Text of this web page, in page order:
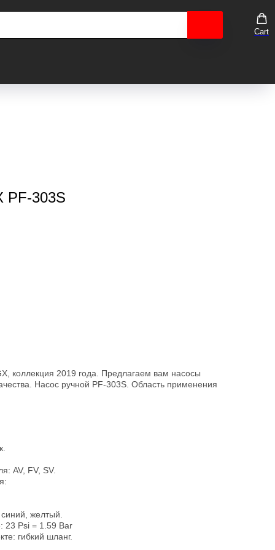
Cart
PF-303S
коллекция 2019 года. Предлагаем вам насосы
Насос ручной PF-303S. Область применения
AV, FV, SV.
желтый.
23 Psi = 1.59 Bar
гибкий шланг.